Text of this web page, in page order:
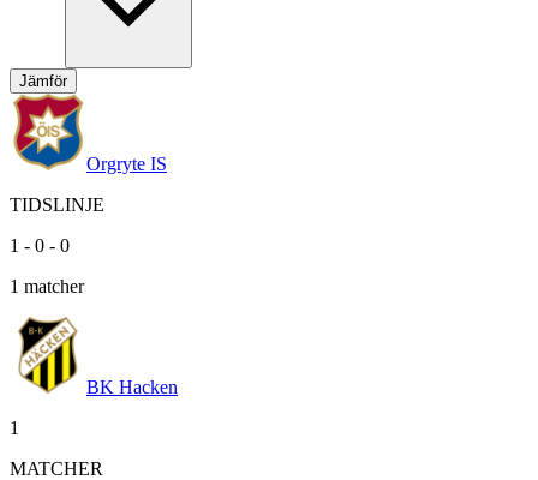
Jämför
Orgryte IS
TIDSLINJE
1 - 0 - 0
1 matcher
BK Hacken
1
MATCHER